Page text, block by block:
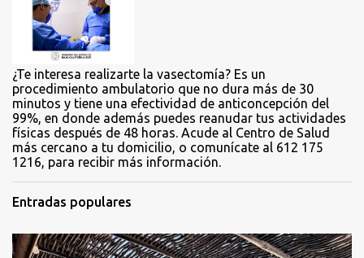
o
¿Te interesa realizarte la vasectomía? Es un
procedimiento ambulatorio que no dura más de 30
minutos y tiene una efectividad de anticoncepción del
99%, en donde además puedes reanudar tus actividades
físicas después de 48 horas. Acude al Centro de Salud
más cercano a tu domicilio, o comunícate al 612 175
1216, para recibir más información.
Entradas populares